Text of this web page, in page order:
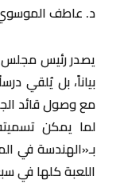
د. عاطف
يصدر رئيس مجلس
بياناً، بل يُلقي
مع وصول قائد
لما يمكن
بـ«الهندسة في
اللعبة كلها في